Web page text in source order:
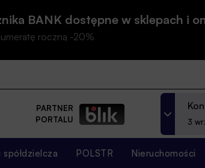
BANK dostępne w sklepach i
roczną -20%
PARTNER
PORTALU
3
spółdzielcza POLSTR Nieruchomości